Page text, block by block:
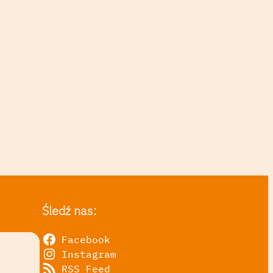
Śledź nas:
Facebook
Instagram
RSS Feed